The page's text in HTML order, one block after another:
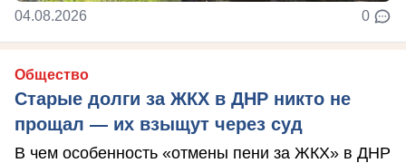
04.08.2026 0
Общество
Старые долги за ЖКХ в ДНР никто не
прощал — их взыщут через суд
В чем особенность «отмены пени за ЖКХ» в ДНР